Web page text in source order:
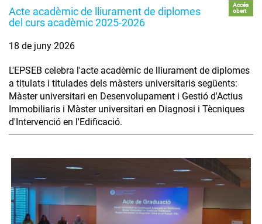
Acte acadèmic de lliurament de diplomes
del curs acadèmic 2025-2026
Accés
obert
18 de juny 2026
L'EPSEB celebra l'acte acadèmic de lliurament de diplomes
a titulats i titulades dels màsters universitaris següents:
Màster universitari en Desenvolupament i Gestió d'Actius
Immobiliaris i Màster universitari en Diagnosi i Tècniques
d'Intervenció en l'Edificació.